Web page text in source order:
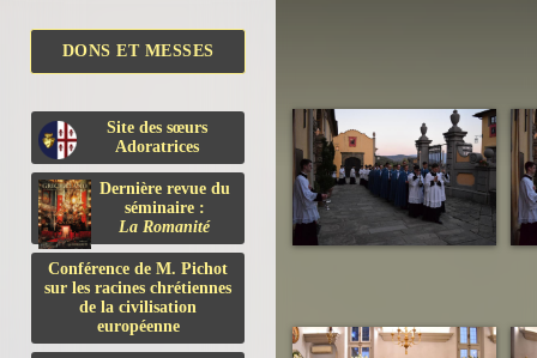
DONS ET MESSES
Site des sœurs
Adoratrices
Dernière revue du
séminaire :
La Romanité
Conférence de M. Pichot
sur les racines chrétiennes
de la civilisation
européenne